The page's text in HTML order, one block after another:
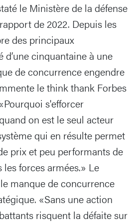
le Ministère de la défense
de 2022. Depuis les
des principaux
d’une cinquantaine à une
de concurrence engendre
le think thank Forbes
s'efforcer
on est le seul acteur
qui en résulte permet
prix et peu performants de
forces armées.» Le
manque de concurrence
«Sans une action
risquent la défaite sur